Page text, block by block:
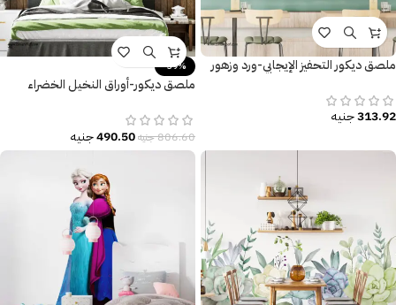
ملصق ديكور التحفيز الإيجابي-ورد وزهور
313.92جنيه
-39%
ملصق ديكور-أوراق النخيل الخضراء
806.60جنيه490.50جنيه